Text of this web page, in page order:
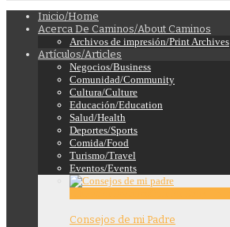
Inicio/Home
Acerca De Caminos/About Caminos
Archivos de impresión/Print Archives
Artículos/Articles
Negocios/Business
Comunidad/Community
Cultura/Culture
Educación/Education
Salud/Health
Deportes/Sports
Comida/Food
Turismo/Travel
Eventos/Events
Consejos de mi Padre